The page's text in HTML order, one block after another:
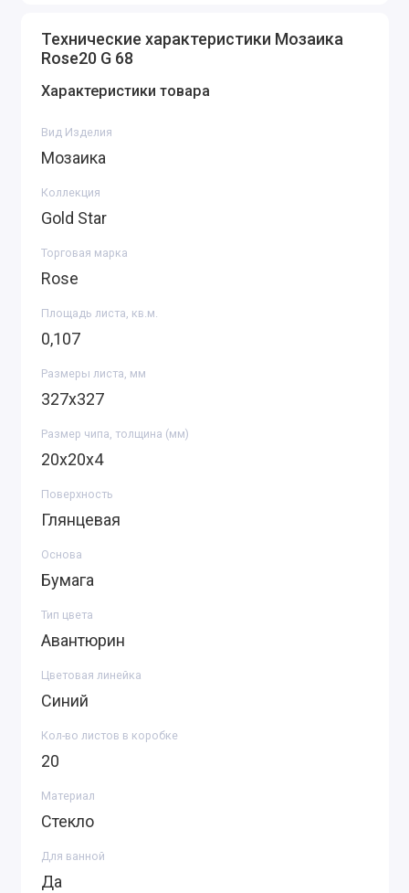
Технические характеристики Мозаика
Rose20 G 68
Характеристики товара
Вид Изделия
Мозаика
Коллекция
Gold Star
Торговая марка
Rose
Площадь листа, кв.м.
0,107
Размеры листа, мм
327х327
Размер чипа, толщина (мм)
20х20х4
Поверхность
Глянцевая
Основа
Бумага
Тип цвета
Авантюрин
Цветовая линейка
Синий
Кол-во листов в коробке
20
Материал
Стекло
Для ванной
Да